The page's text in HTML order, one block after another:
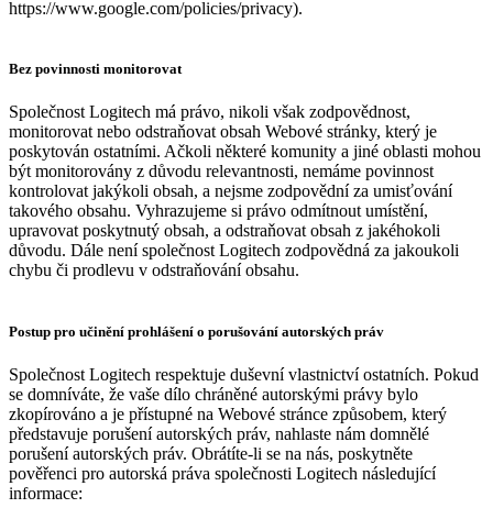
https://www.google.com/policies/privacy).
Bez povinnosti monitorovat
Společnost Logitech má právo, nikoli však zodpovědnost,
monitorovat nebo odstraňovat obsah Webové stránky, který je
poskytován ostatními. Ačkoli některé komunity a jiné oblasti mohou
být monitorovány z důvodu relevantnosti, nemáme povinnost
kontrolovat jakýkoli obsah, a nejsme zodpovědní za umisťování
takového obsahu. Vyhrazujeme si právo odmítnout umístění,
upravovat poskytnutý obsah, a odstraňovat obsah z jakéhokoli
důvodu. Dále není společnost Logitech zodpovědná za jakoukoli
chybu či prodlevu v odstraňování obsahu.
Postup pro učinění prohlášení o porušování autorských práv
Společnost Logitech respektuje duševní vlastnictví ostatních. Pokud
se domníváte, že vaše dílo chráněné autorskými právy bylo
zkopírováno a je přístupné na Webové stránce způsobem, který
představuje porušení autorských práv, nahlaste nám domnělé
porušení autorských práv. Obrátíte-li se na nás, poskytněte
pověřenci pro autorská práva společnosti Logitech následující
informace: